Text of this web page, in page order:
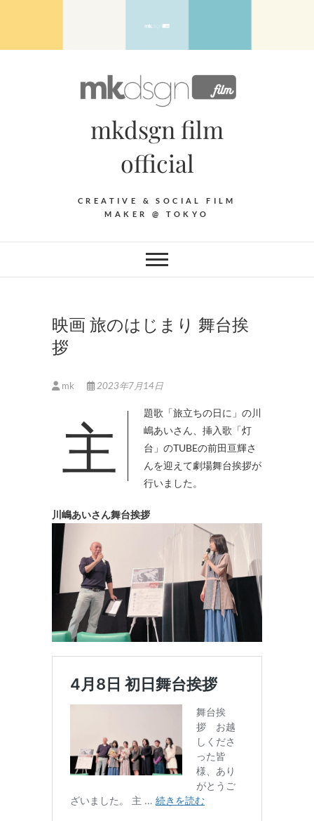
mkdsgn film
official
CREATIVE & SOCIAL FILM
MAKER @ TOKYO
映画 旅のはじまり 舞台挨
拶
mk 2023年7月14日
主題歌「旅立ちの日に」の川
嶋あいさん、挿入歌「灯
台」のTUBEの前田亘輝さ
んを迎えて劇場舞台挨拶が
行いました。
川嶋あいさん舞台挨拶